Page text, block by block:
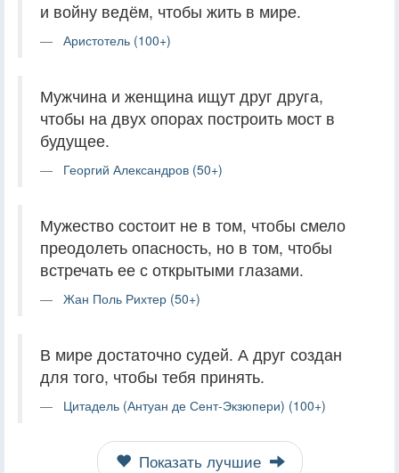
и войну ведём, чтобы жить в мире.
Аристотель (100+)
Мужчина и женщина ищут друг друга,
чтобы на двух опорах построить мост в
будущее.
Георгий Александров (50+)
Мужество состоит не в том, чтобы смело
преодолеть опасность, но в том, чтобы
встречать ее с открытыми глазами.
Жан Поль Рихтер (50+)
В мире достаточно судей. А друг создан
для того, чтобы тебя принять.
Цитадель (Антуан де Сент-Экзюпери) (100+)
Показать лучшие